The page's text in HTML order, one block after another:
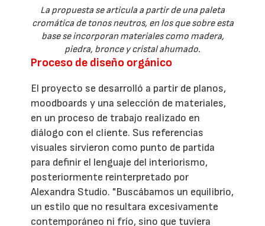
La propuesta se articula a partir de una paleta
cromática de tonos neutros, en los que sobre esta
base se incorporan materiales como madera,
piedra, bronce y cristal ahumado.
Proceso de diseño orgánico
El proyecto se desarrolló a partir de planos,
moodboards y una selección de materiales,
en un proceso de trabajo realizado en
diálogo con el cliente. Sus referencias
visuales sirvieron como punto de partida
para definir el lenguaje del interiorismo,
posteriormente reinterpretado por
Alexandra Studio. "Buscábamos un equilibrio,
un estilo que no resultara excesivamente
contemporáneo ni frío, sino que tuviera